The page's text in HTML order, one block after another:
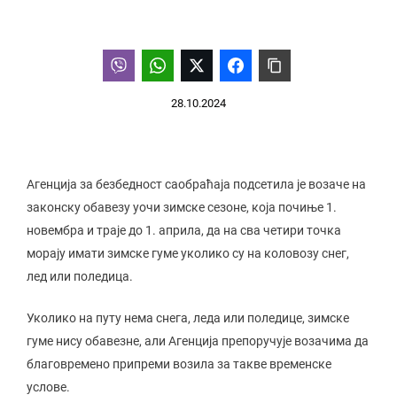
28.10.2024
Агенција за безбедност саобраћаја подсетила је возаче на
законску обавезу уочи зимске сезоне, која почиње 1.
новембра и траје до 1. априла, да на сва четири точка
морају имати зимске гуме уколико су на коловозу снег,
лед или поледица.
Уколико на путу нема снега, леда или поледице, зимске
гуме нису обавезне, али Агенција препоручује возачима да
благовремено припреми возила за такве временске
услове.